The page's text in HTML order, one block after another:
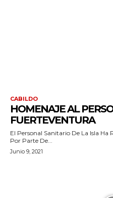
CABILDO
HOMENAJE AL
FUERTEVENTURA
El Personal Sanitario De La Isla
Por Parte De...
Junio 9, 2021